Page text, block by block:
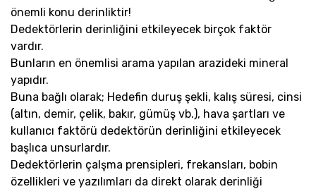
önemli konu derinliktir!
Dedektörlerin derinliğini etkileyecek birçok faktör
vardır.
Bunların en önemlisi arama yapılan arazideki mineral
yapıdır.
Buna bağlı olarak; Hedefin duruş şekli, kalış süresi, cinsi
(altın, demir, çelik, bakır, gümüş vb.), hava şartları ve
kullanıcı faktörü dedektörün derinliğini etkileyecek
başlıca unsurlardır.
Dedektörlerin çalşma prensipleri, frekansları, bobin
özellikleri ve yazılımları da direkt olarak derinliği